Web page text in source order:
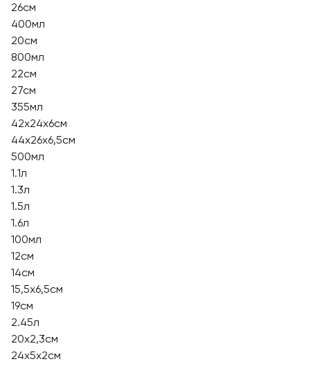
26см
400мл
20см
800мл
22см
27см
355мл
42х24х6см
44х26х6,5см
500мл
1.1л
1.3л
1.5л
1.6л
100мл
12см
14см
15,5x6,5см
19см
2.45л
20x2,3см
24х5х2см